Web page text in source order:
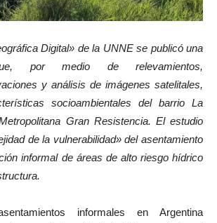
Digital» de la UNNE se publicó una
por medio de relevamientos,
y análisis de imágenes satelitales,
socioambientales del barrio La
Gran Resistencia. El estudio
de la vulnerabilidad» del asentamiento
informal de áreas de alto riesgo hídrico
informales en Argentina